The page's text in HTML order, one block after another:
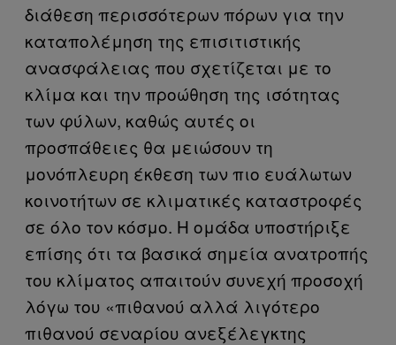
διάθεση περισσότερων πόρων για την
καταπολέμηση της επισιτιστικής
ανασφάλειας που σχετίζεται με το
κλίμα και την προώθηση της ισότητας
των φύλων, καθώς αυτές οι
προσπάθειες θα μειώσουν τη
μονόπλευρη έκθεση των πιο ευάλωτων
κοινοτήτων σε κλιματικές καταστροφές
σε όλο τον κόσμο. Η ομάδα υποστήριξε
επίσης ότι τα βασικά σημεία ανατροπής
του κλίματος απαιτούν συνεχή προσοχή
λόγω του «πιθανού αλλά λιγότερο
πιθανού σεναρίου ανεξέλεγκτης